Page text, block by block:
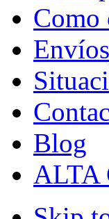
Como
Envíos
Blog
ALTA
Menu
Css
Split